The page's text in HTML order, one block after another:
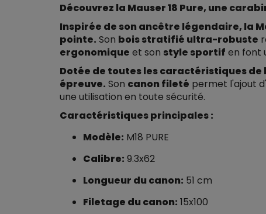
Découvrez la Mauser 18 Pure, une
Inspirée de son ancêtre légendaire, la
pointe. Son bois stratifié ultra-robuste
ergonomique et son style sportif en font
Dotée de toutes les caractéristiques de
épreuve. Son canon fileté permet l'ajout
une utilisation en toute sécurité.
Caractéristiques principales :
Modèle: M18 PURE
Calibre: 9.3x62
Longueur du canon: 51 cm
Filetage du canon: 15x100